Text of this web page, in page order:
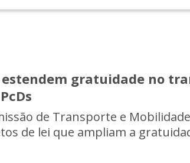
gratuidade no
de Transporte e
de lei que ampliam a